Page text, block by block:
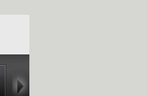
20140728 暑期特
别节目（四）